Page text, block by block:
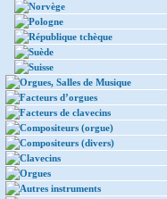
Norvège
Pologne
République tchèque
Suède
Suisse
Orgues, Salles de Musique
Facteurs d’orgues
Facteurs de clavecins
Compositeurs (orgue)
Compositeurs (divers)
Clavecins
Orgues
Autres instruments